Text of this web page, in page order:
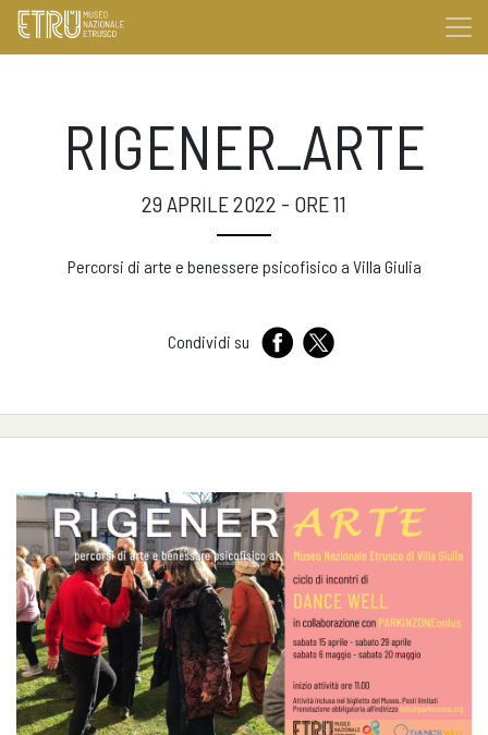
RIGENER_ARTE
29 APRILE 2022 - ORE 11
Percorsi di arte e benessere psicofisico a Villa Giulia
Condividi su